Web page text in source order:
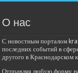
О нас
С новостным порталом
последних событий в
другого в Краснодарском
Отправляя любую форму